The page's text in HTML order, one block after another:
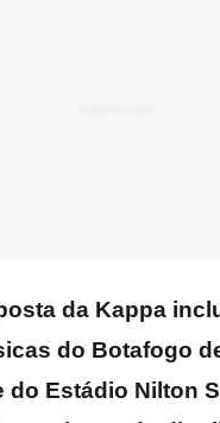
da Kappa
do Botafogo
do Estádio Nilton